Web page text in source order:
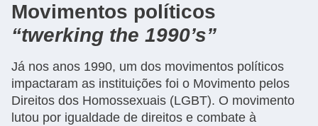
Movimentos políticos
“twerking the 1990’s”
Já nos anos 1990, um dos movimentos políticos
impactaram as instituições foi o Movimento pelos
Direitos dos Homossexuais (LGBT). O movimento
lutou por igualdade de direitos e combate à